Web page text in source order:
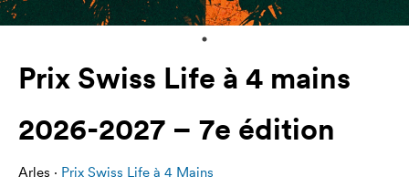
Prix Swiss Life à 4 mains
2026-2027 – 7e édition
Arles · Prix Swiss Life à 4 Mains